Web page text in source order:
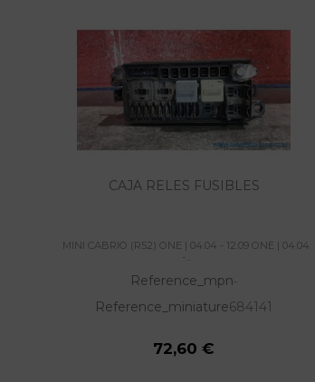
CAJA RELES FUSIBLES
MINI CABRIO (R52) ONE | 04.04 - 12.09 ONE | 04.04
-...
Reference_mpn-
Reference_miniature684141
72,60 €